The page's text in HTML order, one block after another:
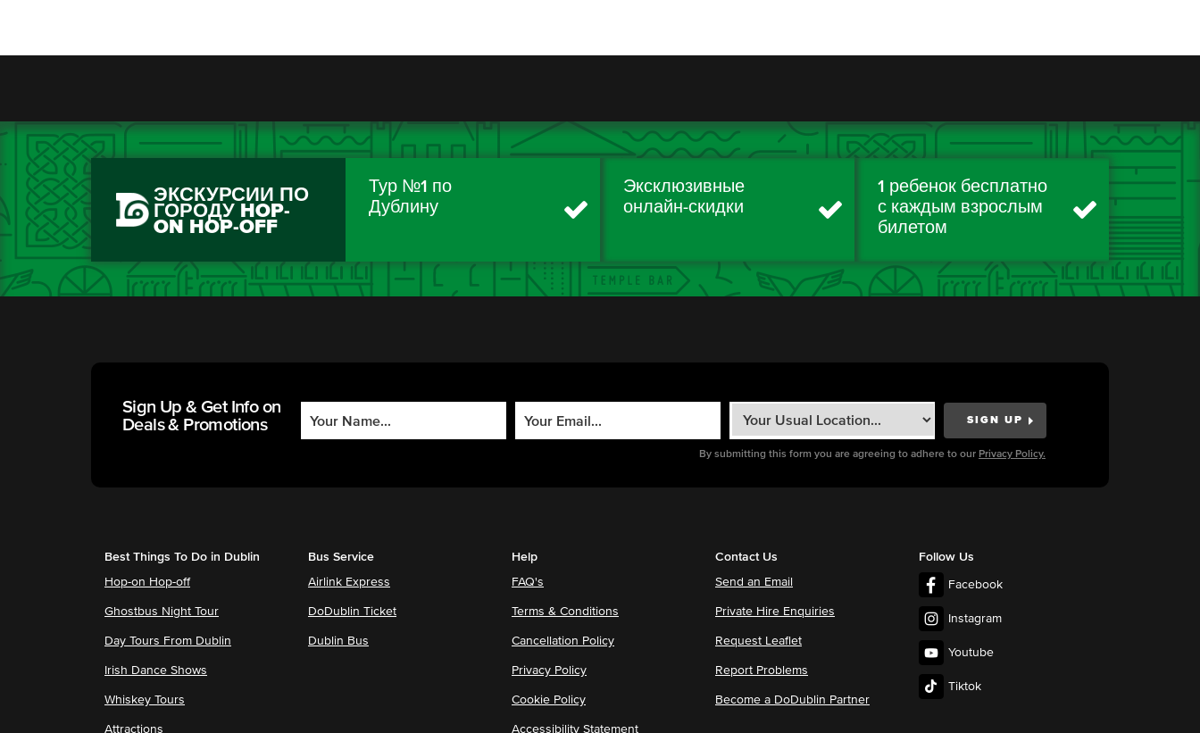
ЭКСКУРСИИ ПО
ГОРОДУ HOP-
ON HOP-OFF
Тур №1 по
Дублину
Эксклюзивные
онлайн-скидки
1 ребенок бесплатно
с каждым взрослым
билетом
Sign Up & Get Info on
Deals & Promotions
By submitting this form you are agreeing to adhere to our Privacy Policy.
Best Things To Do in Dublin
Hop-on Hop-off
Ghostbus Night Tour
Day Tours From Dublin
Irish Dance Shows
Whiskey Tours
Attractions
Bus Service
Airlink Express
DoDublin Ticket
Dublin Bus
Help
FAQ's
Terms & Conditions
Cancellation Policy
Privacy Policy
Cookie Policy
Accessibility Statement
Contact Us
Send an Email
Private Hire Enquiries
Request Leaflet
Report Problems
Become a DoDublin Partner
Follow Us
Facebook
Instagram
Youtube
Tiktok